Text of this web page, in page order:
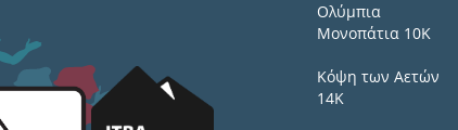
Ολύμπια
Μονοπάτια 10Κ
Κόψη των Αετών
14Κ